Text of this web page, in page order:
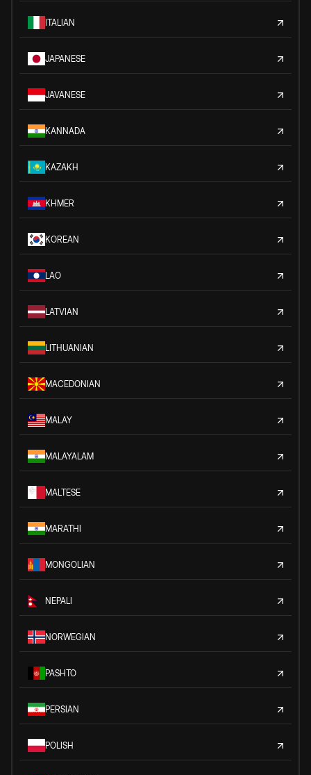
ITALIAN
JAPANESE
JAVANESE
KANNADA
KAZAKH
KHMER
KOREAN
LAO
LATVIAN
LITHUANIAN
MACEDONIAN
MALAY
MALAYALAM
MALTESE
MARATHI
MONGOLIAN
NEPALI
NORWEGIAN
PASHTO
PERSIAN
POLISH